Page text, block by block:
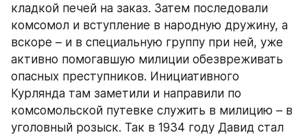
кладкой печей на заказ. Затем последовали
комсомол и вступление в народную дружину, а
вскоре – и в специальную группу при ней, уже
активно помогавшую милиции обезвреживать
опасных преступников. Инициативного
Курлянда там заметили и направили по
комсомольской путевке служить в милицию – в
уголовный розыск. Так в 1934 году Давид стал